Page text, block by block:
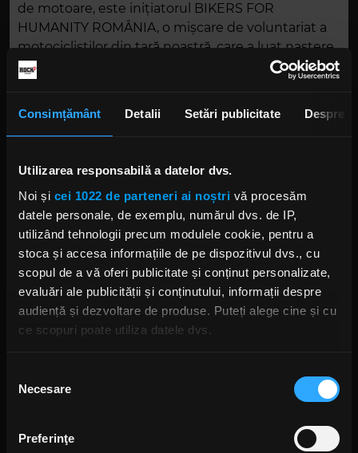
Consimțământ Detalii Setări publicitate Despre
Utilizarea responsabilă a datelor dvs.
Noi și cei 1022 de parteneri ai noștri vă procesăm
datele personale, de exemplu, numărul dvs. de IP,
utilizând tehnologii precum modulele cookie, pentru a
stoca și accesa informațiile de pe dispozitivul dvs., cu
scopul de a vă oferi publicitate și conținut personalizate,
evaluări ale publicității și conținutului, informații despre
audiență și dezvoltare de produse. Puteți alege cine și cu
ce scopuri poate utiliza datele dvs.
Să colectăm informațiile cu privire la locația dvs.
Să vă identificăm dispozitivul scanândul-l în mod
activ după caracteristici specifice (amprentare)
consimțământului
Necesare
Preferinţe
de motoare, este inițiatorul BIKERS FOR
HUMANITY ROMÂNIA, o mișcare de voluntariat a
motocicliștilor din țară noastră, care a luat naștere
în 2016 (bikersforhumanity.ro). Pe Hrubaru îl puteți
ascultă pe frecventele ROCK FM, de luni până
Alte podcasturi
Rock Driver - 14.07.2026 - Liviu
Condurache, despre Bucovina Motor Fest
2026
14 IULIE 2026 – 00:09:12
Rock Driver - 9.07.2026 - Mirela Caracote &
Rock Driver - 30.06.2026 - 7th Boulevard și